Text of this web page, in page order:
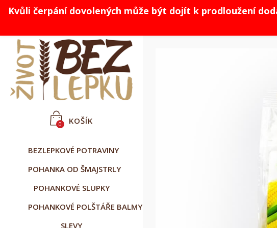
Kvůli čerpání dovolených může být dojít k prodloužení
KOŠÍK
0
BEZLEPKOVÉ POTRAVINY
POHANKA OD ŠMAJSTRLY
POHANKOVÉ SLUPKY
POHANKOVÉ POLŠTÁŘE BALMY
SLEVY